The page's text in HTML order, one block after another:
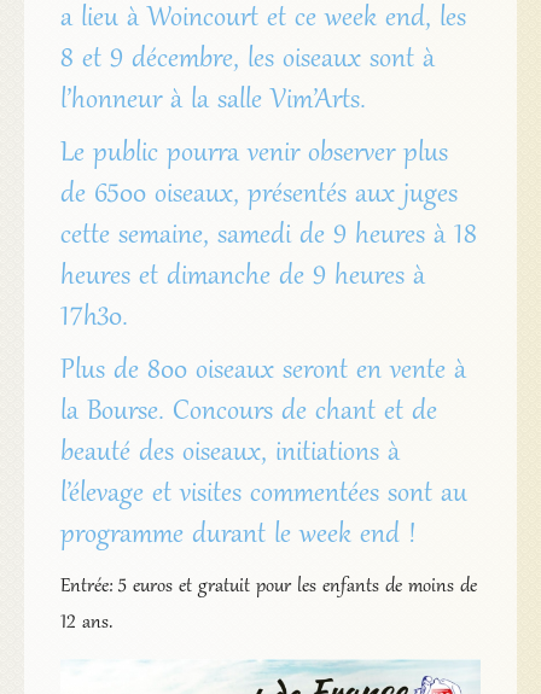
a lieu à Woincourt et ce week end, les
8 et 9 décembre, les oiseaux sont à
l’honneur à la salle Vim’Arts.
Le public pourra venir observer plus
de 6500 oiseaux, présentés aux juges
cette semaine, samedi de 9 heures à 18
heures et dimanche de 9 heures à
17h30.
Plus de 800 oiseaux seront en vente à
la Bourse. Concours de chant et de
beauté des oiseaux, initiations à
l’élevage et visites commentées sont au
programme durant le week end !
Entrée: 5 euros et gratuit pour les enfants de moins de
12 ans.